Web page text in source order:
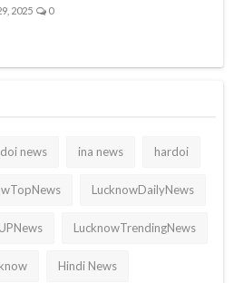
2025 0
news ina news hardoi
LucknowDailyNews
UPNews LucknowTrendingNews
Hindi News